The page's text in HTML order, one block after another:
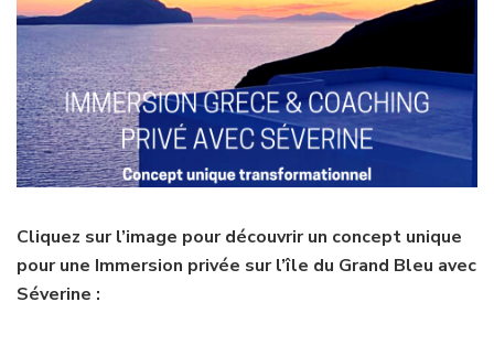
Cliquez sur l’image pour découvrir un concept unique
pour une Immersion privée sur l’île du Grand Bleu avec
Séverine :